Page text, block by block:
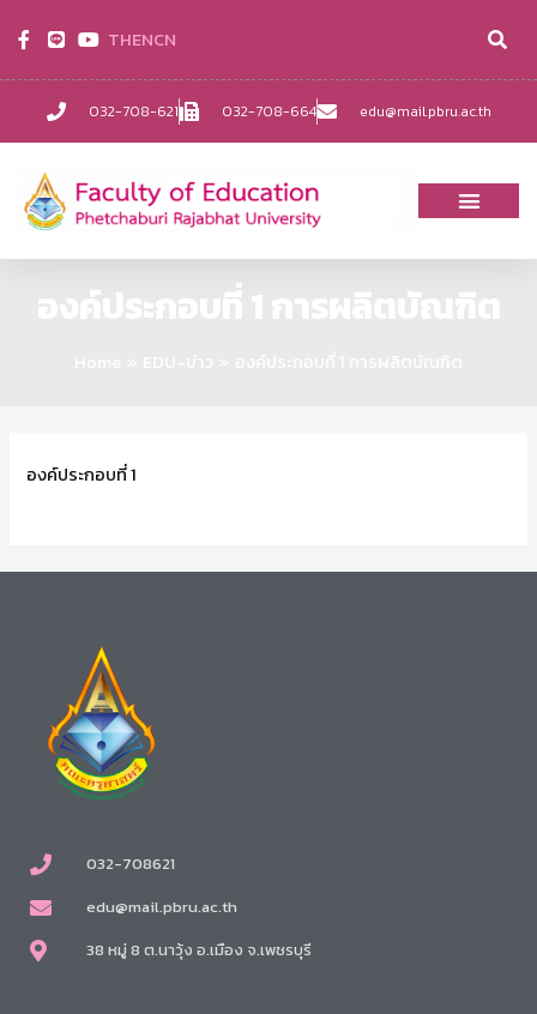
032-708-621 032-708-664 edu@mail.pbru.ac.th
THENCN
องค์ประกอบที่ 1
032-708621
edu@mail.pbru.ac.th
38 หมู่ 8 ต.นาวุ้ง อ.เมือง จ.เพชรบุรี